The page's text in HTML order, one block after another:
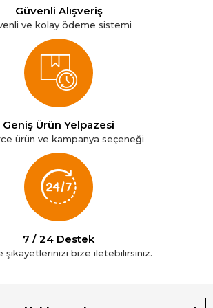
Güvenli Alışveriş
ve kolay ödeme sistemi
Geniş Ürün Yelpazesi
ürün ve kampanya seçeneği
7 / 24 Destek
şikayetlerinizi bize iletebilirsiniz.